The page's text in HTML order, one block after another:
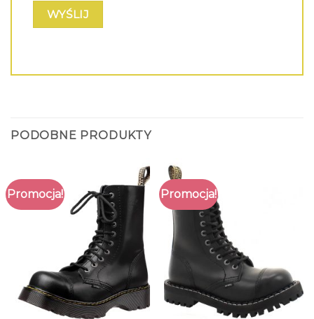
PODOBNE PRODUKTY
Promocja! Promocja!